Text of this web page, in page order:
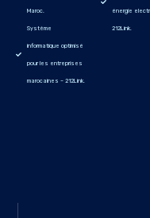
Maroc.
Système
informatique optimisé
pour les entreprises
marocaines – 212Link.
énergie
212Link.